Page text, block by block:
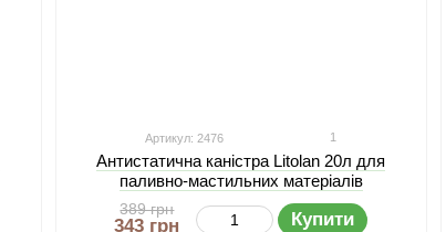
Артикул: 2476 1
Антистатична каністра Litolan 20л для
паливно-мастильних матеріалів
389 грн
343 грн Купити